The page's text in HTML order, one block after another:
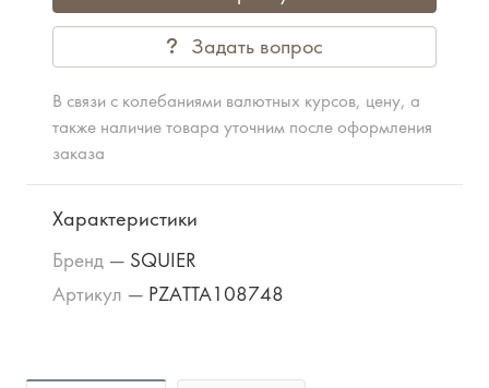
Задать вопрос
В связи с колебаниями валютных курсов, цену, а
также наличие товара уточним после оформления
заказа
Характеристики
Бренд — SQUIER
Артикул — PZATTA108748